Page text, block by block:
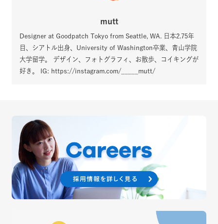
mutt
Designer at Goodpatch Tokyo from Seattle, WA. 日本2.75年
目、シアトル出身、University of Washington卒業、青山学院
大学留学。 デザイン、フォトグラフィ、お散歩、コイキングが
好き。 IG: https://instagram.com/_____mutt/